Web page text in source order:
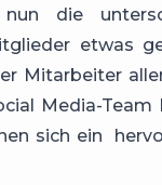
die
etwas
Mitarbeiter
Media-
sich ein